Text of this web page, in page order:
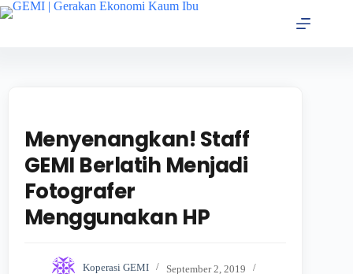
Menyenangkan! Staff
GEMI Berlatih Menjadi
Fotografer
Menggunakan HP
Koperasi GEMI September 2, 2019